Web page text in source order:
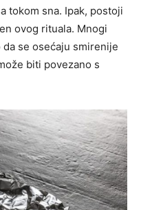
tokom sna. Ipak, postoji
ovog rituala. Mnogi
se osećaju smirenije
biti povezano s